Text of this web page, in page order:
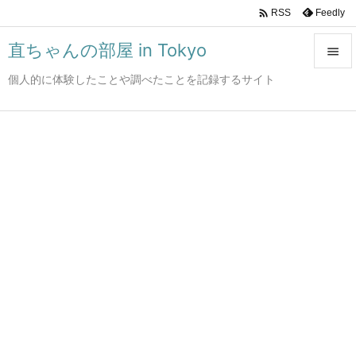
直ちゃんの部屋 in Tokyo
個人的に体験したことや調べたことを記録するサイト

 RSS Feedly